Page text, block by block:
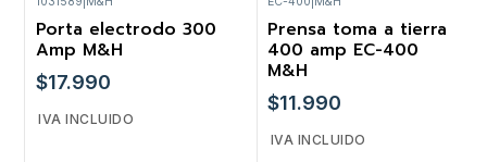
Porta electrodo 300
Amp M&H
$17.990
IVA INCLUIDO
Prensa toma a tierra
400 amp EC-400
M&H
$11.990
IVA INCLUIDO